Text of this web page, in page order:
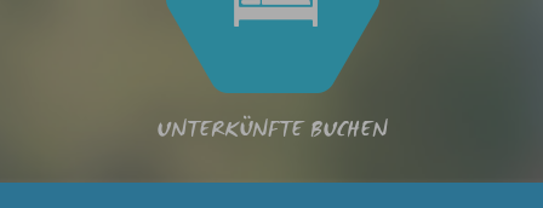
UNTERKÜNFTE BUCHEN